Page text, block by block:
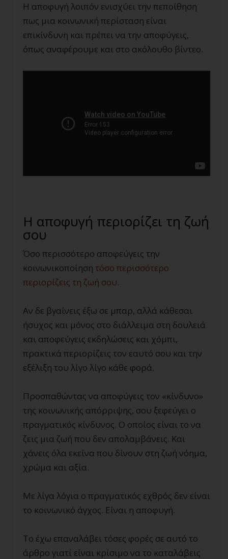
Η αποφυγή λοιπόν ενισχύει την πεποίθηση
πως μια κοινωνική περίσταση είναι
επικίνδυνη και πρέπει να την αποφύγεις,
όπως αναφέρουμε και στο ακόλουθο βίντεο.
Η αποφυγή περιορίζει τη ζωή
σου
Όσο περισσότερο αποφεύγεις την
κοινωνικοποίηση τόσο περισσότερο
περιορίζεις τη ζωή σου.
Αν δε βγαίνεις έξω σε μπαρ, αλλά κάθεσαι
ήσυχος και μόνος στο διάλλειμα στη δουλειά
και αποφεύγεις εκδηλώσεις και χόμπι,
πρακτικά περιορίζεις τον εαυτό σου και την
εξέλιξη του λίγο λίγο κάθε φορά.
Προσπαθώντας να αποφύγεις τον «κίνδυνο»
της κοινωνικής απόρριψης, σου ξεφεύγει ο
πραγματικός κίνδυνος. Ο οποίος είναι το να
ζεις μια ζωή που δεν απολαμβάνεις. Και
χάνεις όλα εκείνα που δίνουν στη ζωή νόημα,
χρώμα και αξία.
Με λίγα λόγια ο πραγματικός εχθρός δεν είναι
το κοινωνικό άγχος. Είναι η αποφυγή.
Το έχω επαναλάβει τόσες φορές σε αυτό το
άρθρο γιατί είναι κρίσιμο να το καταλάβεις